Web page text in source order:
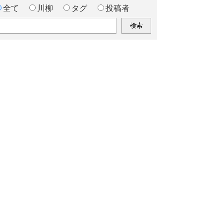
全て 川柳 タグ 投稿者